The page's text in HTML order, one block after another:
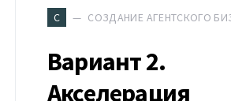
С СОЗДАНИЕ АГЕНТСКОГО
Вариант 2.
Акселерация